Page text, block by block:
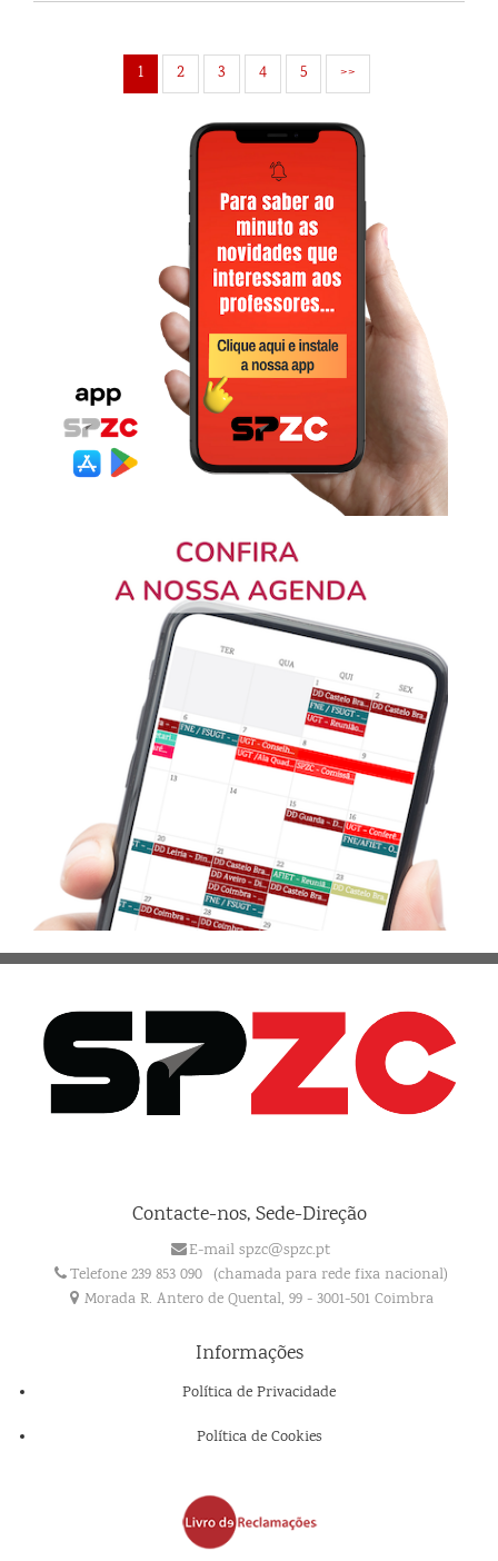
1 2 3 4 5 >>
Contacte-nos, Sede-Direção
E-mail spzc@spzc.pt
Telefone 239 853 090 (chamada para rede fixa nacional)
Morada R. Antero de Quental, 99 - 3001-501 Coimbra
Informações
Política de Privacidade
Política de Cookies